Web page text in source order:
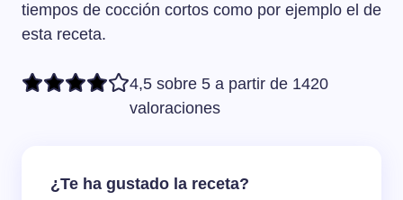
tiempos de cocción cortos como por ejemplo el de
esta receta.
4,5 sobre 5 a partir de 1420
valoraciones
¿Te ha gustado la receta?